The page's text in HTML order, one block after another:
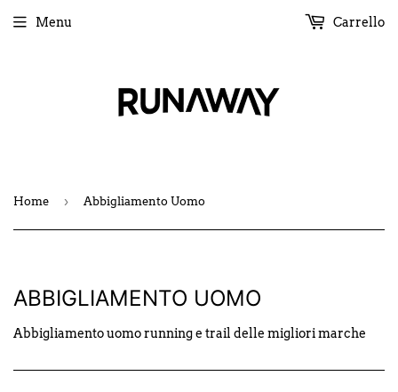
Menu Carrello
Home › Abbigliamento Uomo
ABBIGLIAMENTO UOMO
Abbigliamento uomo running e trail delle migliori marche